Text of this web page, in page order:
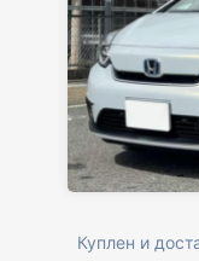
Куплен и